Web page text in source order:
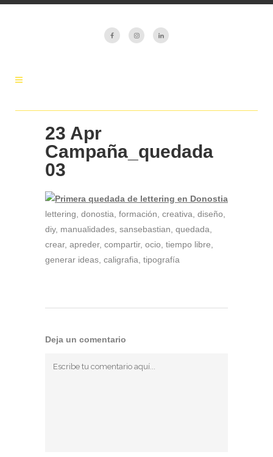
23 Apr
Campaña_quedada
03
lettering, donostia, formación, creativa, diseño,
diy, manualidades, sansebastian, quedada,
crear, apreder, compartir, ocio, tiempo libre,
generar ideas, caligrafia, tipografía
Deja un comentario